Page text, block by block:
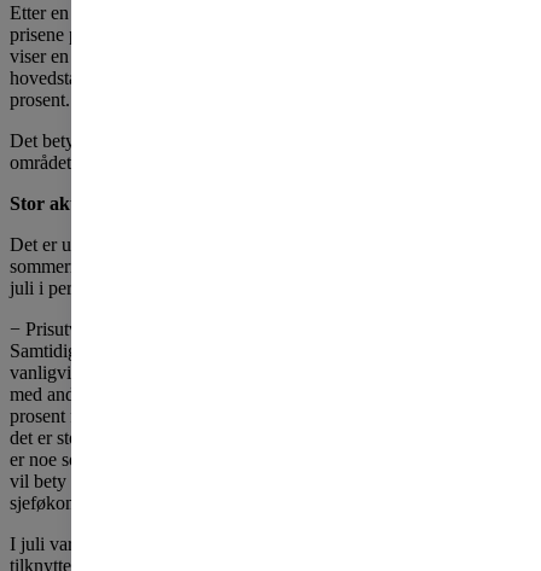
Etter en rolig høst i boligmarkedet i fjor med noe prisnedgang, har
prisene på OBOS-boliger fortsatt oppover i 2019. Tallene for juli
viser en prisøkning på 0,3 prosent fra forrige måned i
hovedstadsområdet. På landsbasis har prisene gått opp med 1,0
prosent.
Det betyr at prisene har steget med 6,6 prosent så langt i år i Oslo-
området. For landet sett under et er økningen 5,1 prosent.
Stor aktivitet i sommer
Det er uvanlig at boligprisene går opp i de vanligvis så stille
sommermånedene. I snitt har prisene i Oslo falt med 0,1 prosent i
juli i perioden 2004-2018.
− Prisutviklingen i juni og juli har vært sterkere enn vanlig i Oslo.
Samtidig vet vi at prisene svinger mer på sommeren fordi det
vanligvis blir lagt ut forholdsvis få leiligheter for salg sammenlignet
med andre måneder. Det spesielle i sommer er at det er omsatt 18
prosent flere boliger i juli sammenlignet med juli i fjor. Det viser at
det er stor etterspørsel og høy aktivitet i boligmarkedet. Vi tror dette
er noe som vil fortsette utover året. Lønnsvekst og høy sysselsetting
vil bety mer for boligprisene enn eventuelle nye renteøkninger, sier
sjeføkonom Sissel Monsvold i OBOS.
I juli var den gjennomsnittlige kvadratmeterprisen for brukte OBOS-
tilknyttede boliger 63 605 kroner i Oslo-området og 55 508 kroner i